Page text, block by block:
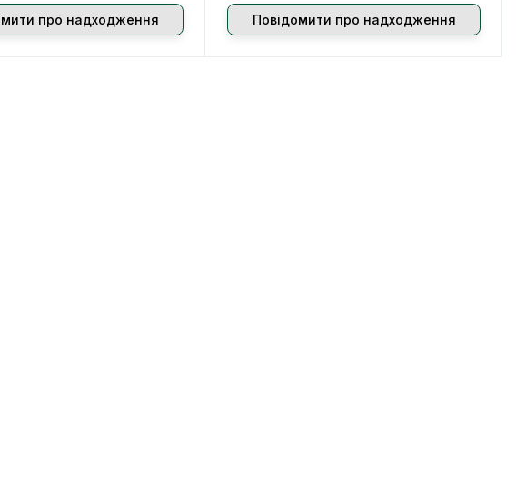
про надходження Повідомити про надходження